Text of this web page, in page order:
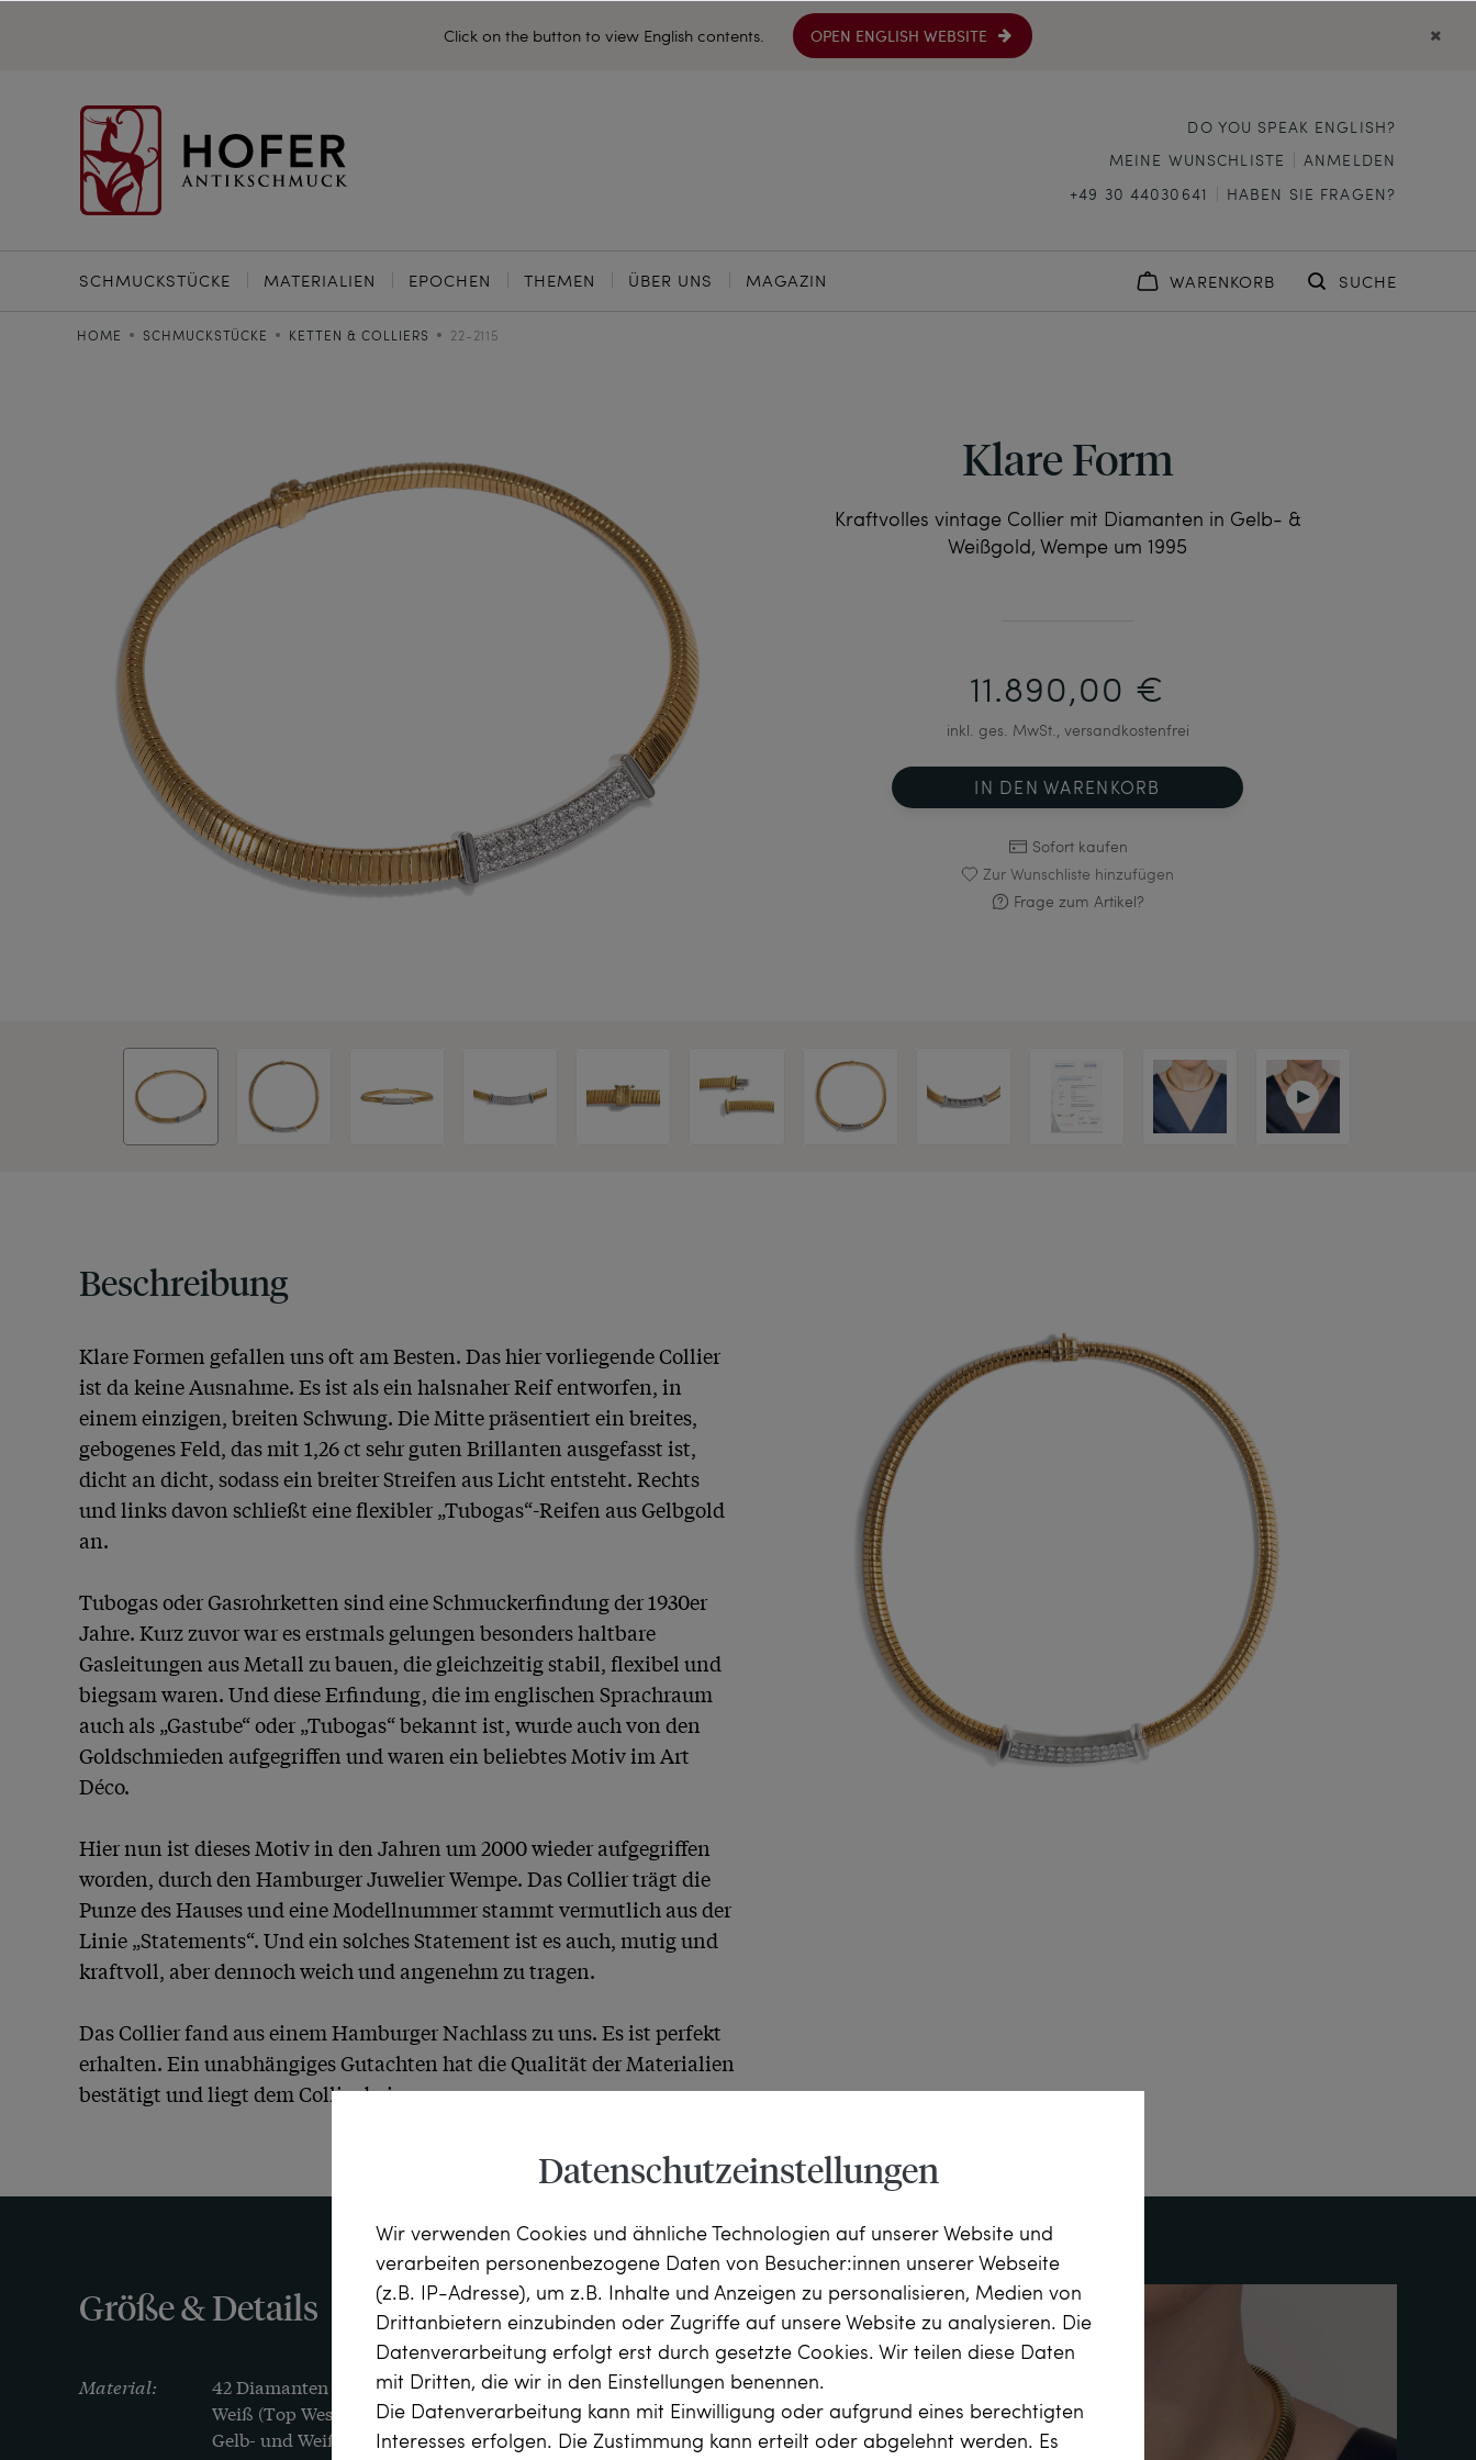
Click on the button to view English contents. OPEN ENGLISH WEBSITE
DO YOU SPEAK ENGLISH?
MEINE WUNSCHLISTE
ANMELDEN
+49 30 44030641
HABEN SIE FRAGEN?
SCHMUCKSTÜCKE MATERIALIEN EPOCHEN THEMEN ÜBER UNS MAGAZIN WARENKORB SUCHE
HOME SCHMUCKSTÜCKE KETTEN & COLLIERS 22-2115
Klare Form
Kraftvolles vintage Collier mit Diamanten in Gelb- &
Weißgold, Wempe um 1995
11.890,00 €
inkl. ges. MwSt., versandkostenfrei
IN DEN WARENKORB
Sofort kaufen
Zur Wunschliste hinzufügen
Frage zum Artikel?
Beschreibung
Klare Formen gefallen uns oft am Besten. Das hier vorliegende Collier
ist da keine Ausnahme. Es ist als ein halsnaher Reif entworfen, in
einem einzigen, breiten Schwung. Die Mitte präsentiert ein breites,
gebogenes Feld, das mit 1,26 ct sehr guten Brillanten ausgefasst ist,
dicht an dicht, sodass ein breiter Streifen aus Licht entsteht. Rechts
und links davon schließt eine flexibler „Tubogas“-Reifen aus Gelbgold
an.
Tubogas oder Gasrohrketten sind eine Schmuckerfindung der 1930er
Jahre. Kurz zuvor war es erstmals gelungen besonders haltbare
Gasleitungen aus Metall zu bauen, die gleichzeitig stabil, flexibel und
biegsam waren. Und diese Erfindung, die im englischen Sprachraum
auch als „Gastube“ oder „Tubogas“ bekannt ist, wurde auch von den
Goldschmieden aufgegriffen und waren ein beliebtes Motiv im Art
Déco.
Hier nun ist dieses Motiv in den Jahren um 2000 wieder aufgegriffen
worden, durch den Hamburger Juwelier Wempe. Das Collier trägt die
Punze des Hauses und eine Modellnummer stammt vermutlich aus der
Linie „Statements“. Und ein solches Statement ist es auch, mutig und
kraftvoll, aber dennoch weich und angenehm zu tragen.
Das Collier fand aus einem Hamburger Nachlass zu uns. Es ist perfekt
erhalten. Ein unabhängiges Gutachten hat die Qualität der Materialien
bestätigt und liegt dem Collier bei.
Größe & Details
Material:
42 Diamanten im Brillantschliff, zus. ca. 1,26 ct, Feines
Weiß (Top Wesselton, G), vvsi
Gelb- und Weißgold 750/000, entspricht 18 Karat
Datenschutzeinstellungen
Wir verwenden Cookies und ähnliche Technologien auf unserer Website und
verarbeiten personenbezogene Daten von Besucher:innen unserer Webseite
(z.B. IP-Adresse), um z.B. Inhalte und Anzeigen zu personalisieren, Medien von
Drittanbietern einzubinden oder Zugriffe auf unsere Website zu analysieren. Die
Datenverarbeitung erfolgt erst durch gesetzte Cookies. Wir teilen diese Daten
mit Dritten, die wir in den Einstellungen benennen.
Die Datenverarbeitung kann mit Einwilligung oder aufgrund eines berechtigten
Interesses erfolgen. Die Zustimmung kann erteilt oder abgelehnt werden. Es